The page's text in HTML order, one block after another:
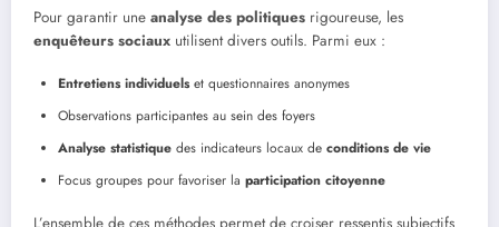
Pour garantir une analyse des politiques rigoureuse, les
enquêteurs sociaux utilisent divers outils. Parmi eux :
Entretiens individuelset questionnaires anonymes
Observations participantes au sein des foyers
Analyse statistique des indicateurs locaux de conditions de vie
Focus groupes pour favoriser la participation citoyenne